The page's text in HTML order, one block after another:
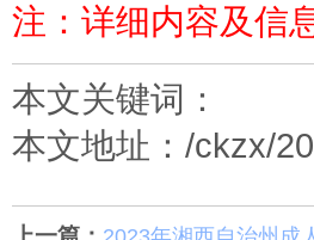
注：详细内容及信
本文关键词：
本文地址：/ckzx/